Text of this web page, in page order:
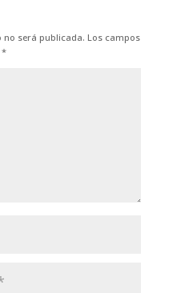
no será publicada. Los campos
*